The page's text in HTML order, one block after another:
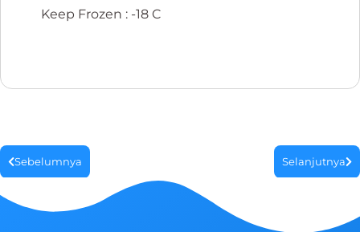
Keep Frozen : -18 C
Sebelumnya Selanjutnya